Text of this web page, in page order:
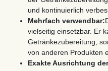
und kontinuierlich
Mehrfach verwendbar:
vielseitig einsetzbar. Er
Getränkezubereitung,
von anderen Produkten
Exakte Ausrichtung